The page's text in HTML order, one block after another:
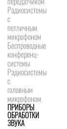
Радиосистемы
с
петличным
микрофоном
Беспроводные
конференц-
системы
Радиосистемы
с
головным
микрофоном
ПРИБОРЫ
ОБРАБОТКИ
ЗВУКА